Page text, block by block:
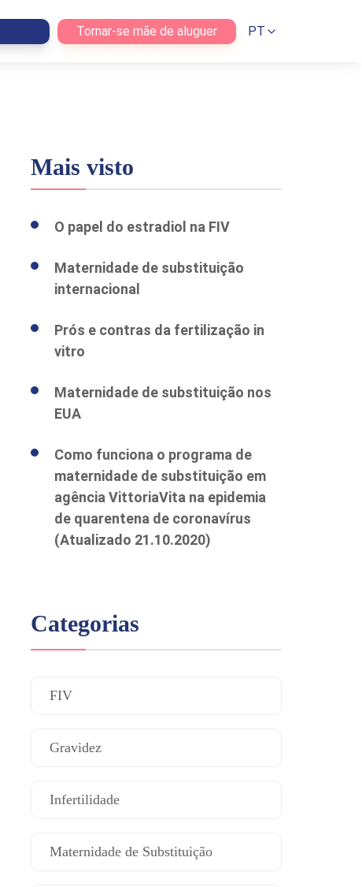
Tornar-se mãe de aluguer PT
Mais visto
O papel do estradiol na FIV
Maternidade de substituição
internacional
Prós e contras da fertilização in
vitro
Maternidade de substituição nos
EUA
Como funciona o programa de
maternidade de substituição em
agência VittoriaVita na epidemia
de quarentena de coronavírus
(Atualizado 21.10.2020)
Categorias
FIV
Gravidez
Infertilidade
Maternidade de Substituição